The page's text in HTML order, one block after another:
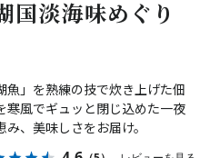
国淡海味めぐり
魚」を熟練の技で炊き上げた佃
寒風でギュッと閉じ込めた一夜
、美味しさをお届け。